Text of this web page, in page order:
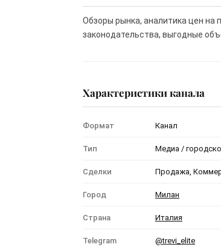
Обзоры рынка, аналитика цен
законодательства, выгодные
Характеристики канала
Формат Канал
Тип Медиа /
Сделки Продажа,
Город Милан
Страна Италия
Telegram @trevi_elite